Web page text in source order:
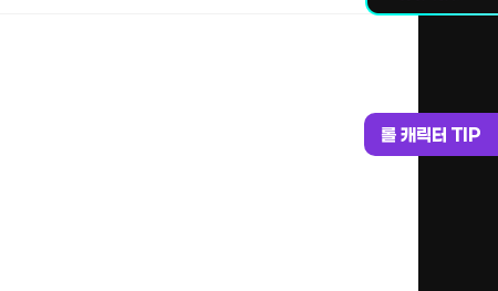
롤 캐릭터 TIP